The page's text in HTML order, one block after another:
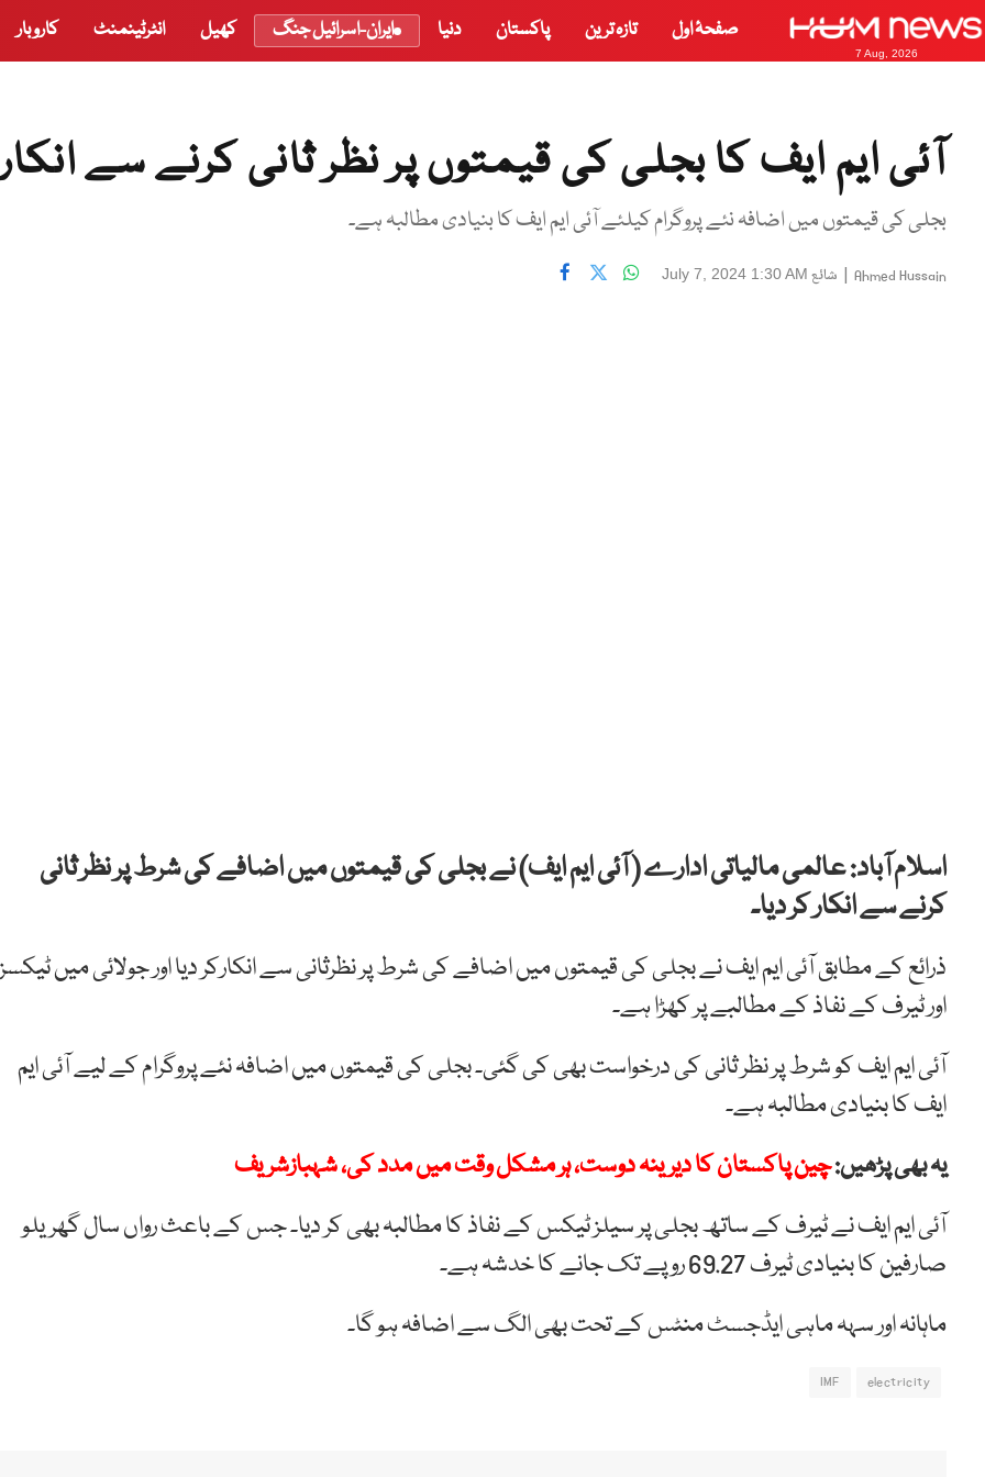
7 Aug, 2026
صفحۂ اول تازہ ترین پاکستان دنیا ایران-اسرائیل جنگ کھیل انٹرٹینمنٹ کاروبار
آئی ایم ایف کا بجلی کی قیمتوں پر نظر ثانی کرنے سے انکار
بجلی کی قیمتوں میں اضافہ نئے پروگرام کیلئے آئی ایم ایف کا بنیادی مطالبہ ہے۔
Ahmed Hussain
| شائع July 7, 2024 1:30 AM
اسلام آباد: عالمی مالیاتی ادارے ( آئی ایم ایف) نے بجلی کی قیمتوں میں اضافے کی شرط پر نظر ثانی
کرنے سے انکار کر دیا۔
ذرائع کے مطابق آئی ایم ایف نے بجلی کی قیمتوں میں اضافے کی شرط پر نظرثانی سے انکارکر دیا اور جولائی میں ٹیکسز
اور ٹیرف کے نفاذ کے مطالبے پر کھڑا ہے۔
آئی ایم ایف کو شرط پر نظر ثانی کی درخواست بھی کی گئی۔ بجلی کی قیمتوں میں اضافہ نئے پروگرام کے لیے آئی ایم
ایف کا بنیادی مطالبہ ہے۔
یہ بھی پڑھیں:چین پاکستان کا دیرینہ دوست، ہر مشکل وقت میں مدد کی، شہبازشریف
آئی ایم ایف نے ٹیرف کے ساتھ بجلی پر سیلز ٹیکس کے نفاذ کا مطالبہ بھی کر دیا۔ جس کے باعث رواں سال گھریلو
صارفین کا بنیادی ٹیرف 69.27 روپے تک جانے کا خدشہ ہے۔
ماہانہ اور سہہ ماہی ایڈجسٹ منٹس کے تحت بھی الگ سے اضافہ ہو گا۔
electricity
IMF